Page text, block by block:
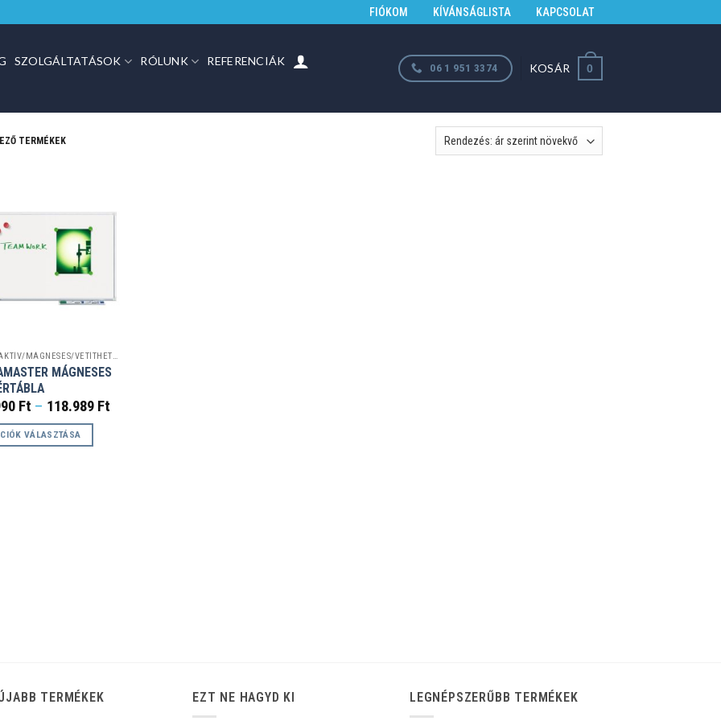
FIÓKOM KÍVÁNSÁGLISTA KAPCSOLAT
SZOLGÁLTATÁSOK RÓLUNK REFERENCIÁK 06 1 951 3374 KOSÁR 0
TERMÉKEK
INTERAKTÍV/MÁGNESES/VETÍTHETŐ TÁBLÁK
MÁGNESES
Ft – 118.989 FtÁrtartomány:
VÁLASZTÁSA
TERMÉKEK EZT NE HAGYD KI LEGNÉPSZERŰBB TERMÉKEK